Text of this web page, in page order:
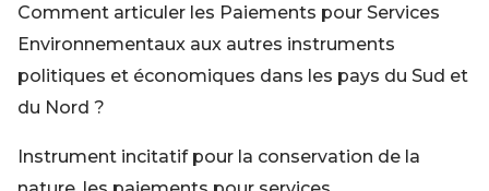
Comment articuler les Paiements pour Services
Environnementaux aux autres instruments
politiques et économiques dans les pays du Sud et
du Nord ?
Instrument incitatif pour la conservation de la